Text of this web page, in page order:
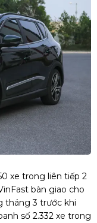
xe trong liên tiếp 2
bàn giao cho
tháng 3 trước khi
số 2.332 xe trong